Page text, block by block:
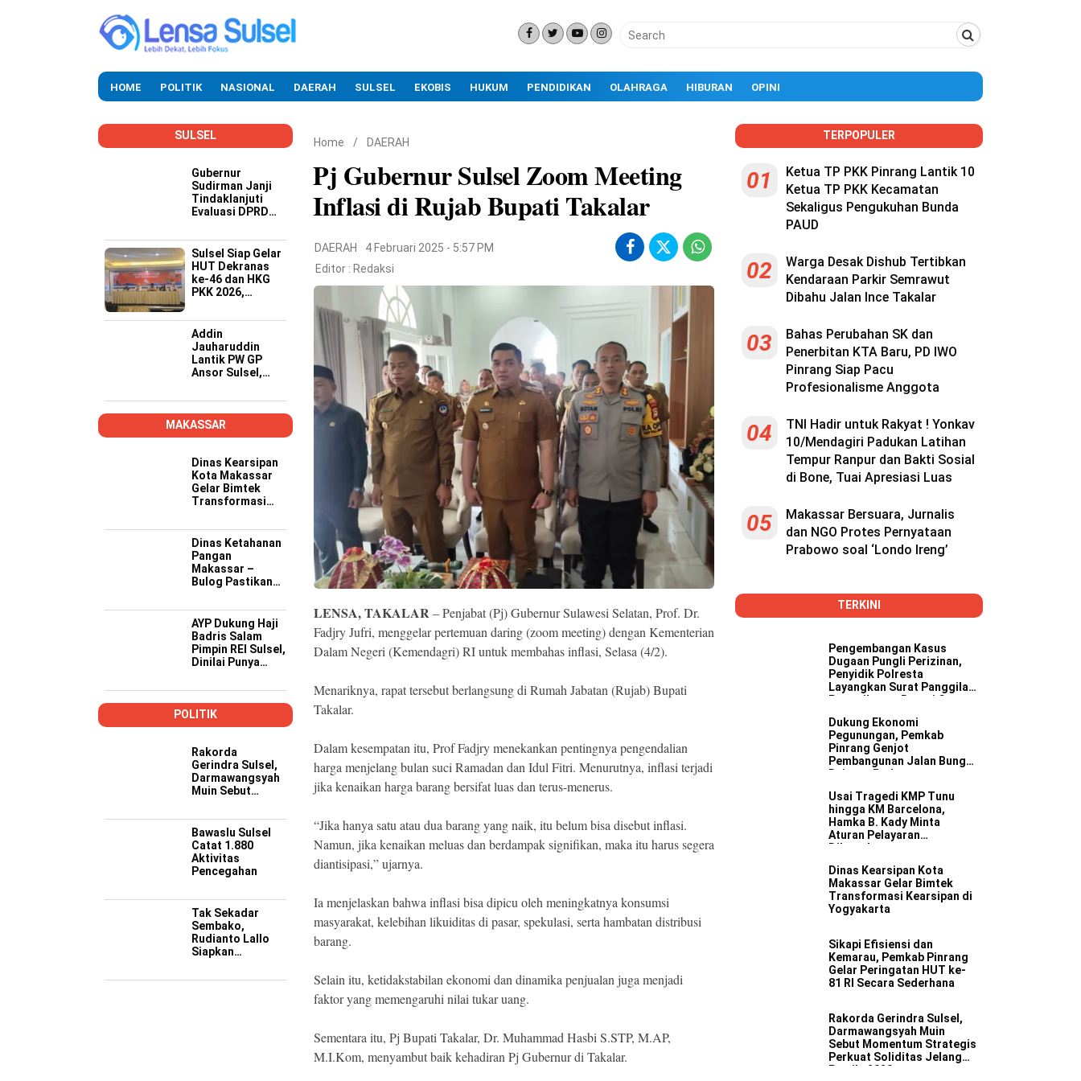
HOME POLITIK NASIONAL DAERAH SULSEL EKOBIS HUKUM PENDIDIKAN OLAHRAGA HIBURAN OPINI
SULSEL
Gubernur
Sudirman Janji
Tindaklanjuti
Evaluasi DPRD
Buruk OPD
Sulsel Siap Gelar
HUT Dekranas
ke-46 dan HKG
PKK 2026,
Promosi Wastra-
Kriya hingga
Dongkrak
Ekonomi Daerah
Addin
Jauharuddin
Lantik PW GP
Ansor Sulsel,
Kompeten,
Kreatif, dan Siap
Wujudkan
Ketahanan
MAKASSAR
Dinas Kearsipan
Kota Makassar
Gelar Bimtek
Transformasi
Yogyakarta
Dinas Ketahanan
Pangan
Makassar –
Bulog Pastikan
Distribusi
Bantuan Pangan
Aman
AYP Dukung Haji
Badris Salam
Pimpin REI Sulsel,
Dinilai Punya
Prestasi
Mumpuni
POLITIK
Rakorda
Gerindra Sulsel,
Darmawangsyah
Muin Sebut
Strategis
Perkuat Soliditas
Jelang Pemilu
2029
Bawaslu Sulsel
Catat 1.880
Aktivitas
Pencegahan
Tak Sekadar
Sembako,
Rudianto Lallo
Siapkan
Rumah Baru bagi
Home / DAERAH
Pj Gubernur Sulsel Zoom Meeting
Inflasi di Rujab Bupati Takalar
DAERAH
4 Februari 2025 - 5:57 PM
Editor : Redaksi
LENSA, TAKALAR– Penjabat (Pj) Gubernur Sulawesi Selatan, Prof. Dr.
Fadjry Jufri, menggelar pertemuan daring (zoom meeting) dengan Kementerian
Dalam Negeri (Kemendagri) RI untuk membahas inflasi, Selasa (4/2).
Menariknya, rapat tersebut berlangsung di Rumah Jabatan (Rujab) Bupati
Takalar.
Dalam kesempatan itu, Prof Fadjry menekankan pentingnya pengendalian
harga menjelang bulan suci Ramadan dan Idul Fitri. Menurutnya, inflasi terjadi
jika kenaikan harga barang bersifat luas dan terus-menerus.
“Jika hanya satu atau dua barang yang naik, itu belum bisa disebut inflasi.
Namun, jika kenaikan meluas dan berdampak signifikan, maka itu harus segera
diantisipasi,” ujarnya.
Ia menjelaskan bahwa inflasi bisa dipicu oleh meningkatnya konsumsi
masyarakat, kelebihan likuiditas di pasar, spekulasi, serta hambatan distribusi
barang.
Selain itu, ketidakstabilan ekonomi dan dinamika penjualan juga menjadi
faktor yang memengaruhi nilai tukar uang.
Sementara itu, Pj Bupati Takalar, Dr. Muhammad Hasbi S.STP, M.AP,
M.I.Kom, menyambut baik kehadiran Pj Gubernur di Takalar.
TERPOPULER
01
Ketua TP PKK Pinrang Lantik 10
Ketua TP PKK Kecamatan
Sekaligus Pengukuhan Bunda
PAUD
02
Warga Desak Dishub Tertibkan
Kendaraan Parkir Semrawut
Dibahu Jalan Ince Takalar
03
Bahas Perubahan SK dan
Penerbitan KTA Baru, PD IWO
Pinrang Siap Pacu
Profesionalisme Anggota
04
TNI Hadir untuk Rakyat ! Yonkav
10/Mendagiri Padukan Latihan
Tempur Ranpur dan Bakti Sosial
di Bone, Tuai Apresiasi Luas
05
Makassar Bersuara, Jurnalis
dan NGO Protes Pernyataan
Prabowo soal ‘Londo Ireng’
TERKINI
Pengembangan Kasus
Dugaan Pungli Perizinan,
Penyidik Polresta
Layangkan Surat Panggilan
Pemeriksaan Bupati Gowa
Dukung Ekonomi
Pegunungan, Pemkab
Pinrang Genjot
Pembangunan Jalan Bungi–
Rajang–Padang
Usai Tragedi KMP Tunu
hingga KM Barcelona,
Hamka B. Kady Minta
Aturan Pelayaran
Dibongkar
Dinas Kearsipan Kota
Makassar Gelar Bimtek
Transformasi Kearsipan di
Yogyakarta
Sikapi Efisiensi dan
Kemarau, Pemkab Pinrang
Gelar Peringatan HUT ke-
81 RI Secara Sederhana
Rakorda Gerindra Sulsel,
Darmawangsyah Muin
Sebut Momentum Strategis
Perkuat Soliditas Jelang
Pemilu 2029